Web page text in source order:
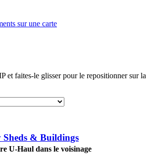
sur une carte
et faites-le glisser pour le repositionner sur la
& Buildings
U-Haul dans le voisinage